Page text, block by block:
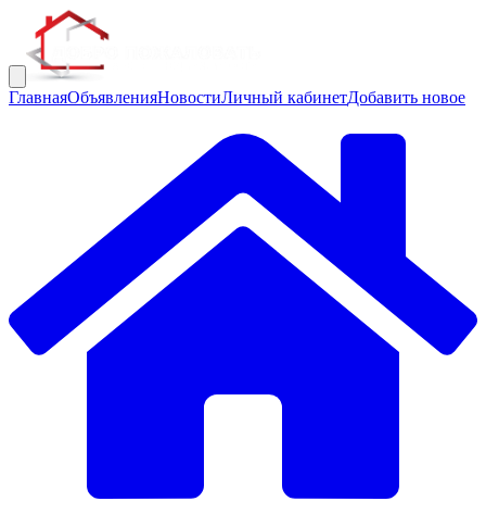
ГлавнаяОбъявленияНовостиЛичный кабинетДобавить новое